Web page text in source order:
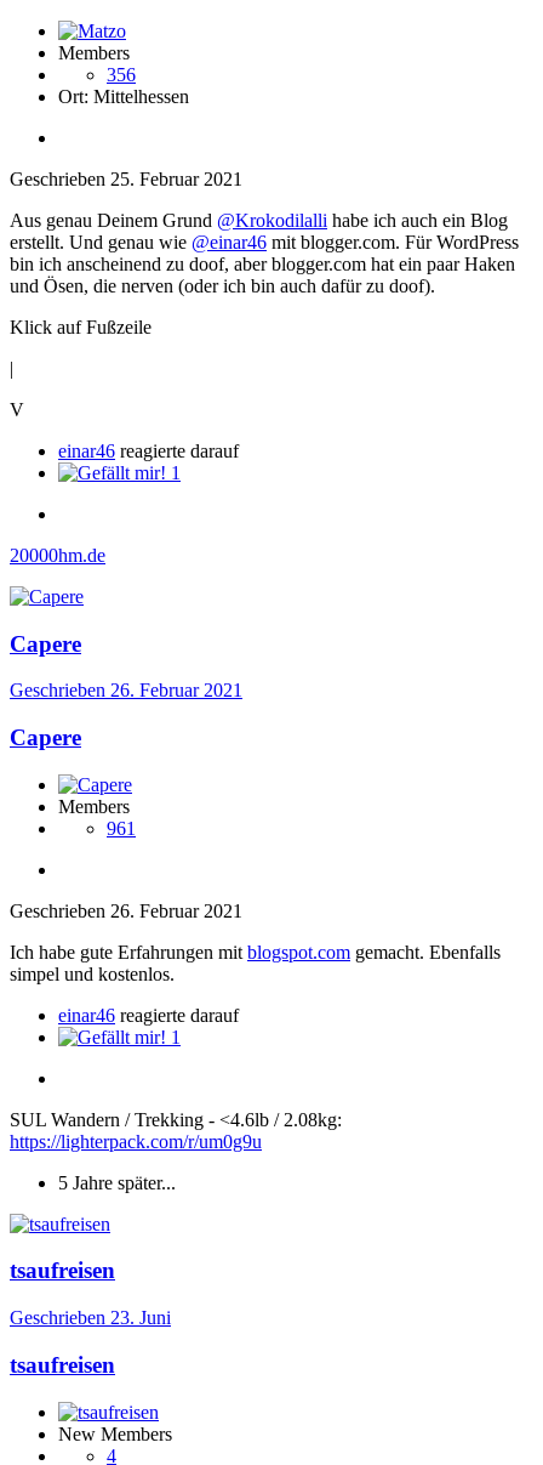
Members
356
Ort: Mittelhessen
Geschrieben 25. Februar 2021
Aus genau Deinem Grund @Krokodilalli habe ich auch ein Blog
erstellt. Und genau wie @einar46 mit blogger.com. Für WordPress
bin ich anscheinend zu doof, aber blogger.com hat ein paar Haken
und Ösen, die nerven (oder ich bin auch dafür zu doof).
Klick auf Fußzeile
|
V
einar46 reagierte darauf
1
20000hm.de
Capere
Geschrieben 26. Februar 2021
Capere
Members
961
Geschrieben 26. Februar 2021
Ich habe gute Erfahrungen mit blogspot.com gemacht. Ebenfalls
simpel und kostenlos.
einar46 reagierte darauf
1
SUL Wandern / Trekking - <4.6lb / 2.08kg:
https://lighterpack.com/r/um0g9u
5 Jahre später...
tsaufreisen
Geschrieben 23. Juni
tsaufreisen
New Members
4